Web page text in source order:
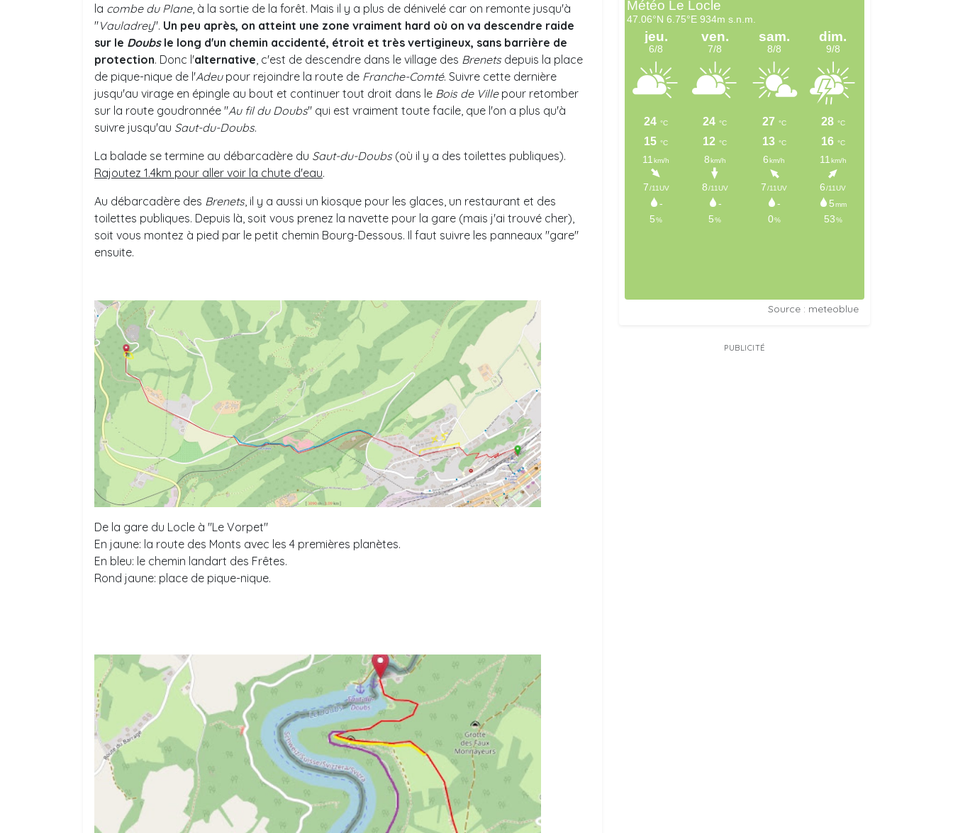
la combe du Plane, à la sortie de la forêt. Mais il y a plus de dénivelé car on remonte jusqu'à
"Vauladrey". Un peu après, on atteint une zone vraiment hard où on va descendre raide
sur le Doubs le long d'un chemin accidenté, étroit et très vertigineux, sans barrière de
protection. Donc l'alternative, c'est de descendre dans le village des Brenets depuis la place
de pique-nique de l'Adeupour rejoindre la route de Franche-Comté. Suivre cette dernière
jusqu'au virage en épingle au bout et continuer tout droit dans le Bois de Villepour retomber
sur la route goudronnée "Au fil du Doubs" qui est vraiment toute facile, que l'on a plus qu'à
suivre jusqu'au Saut-du-Doubs.
La balade se termine au débarcadère du Saut-du-Doubs (où il y a des toilettes publiques).
Rajoutez 1.4km pour aller voir la chute d'eau.
Au débarcadère des Brenets, il y a aussi un kiosque pour les glaces, un restaurant et des
toilettes publiques. Depuis là, soit vous prenez la navette pour la gare (mais j'ai trouvé cher),
soit vous montez à pied par le petit chemin Bourg-Dessous. Il faut suivre les panneaux "gare"
ensuite.
De la gare du Locle à "Le Vorpet"
En jaune: la route des Monts avec les 4 premières planètes.
En bleu: le chemin landart des Frêtes.
Rond jaune: place de pique-nique.
Source : meteoblue
PUBLICITÉ